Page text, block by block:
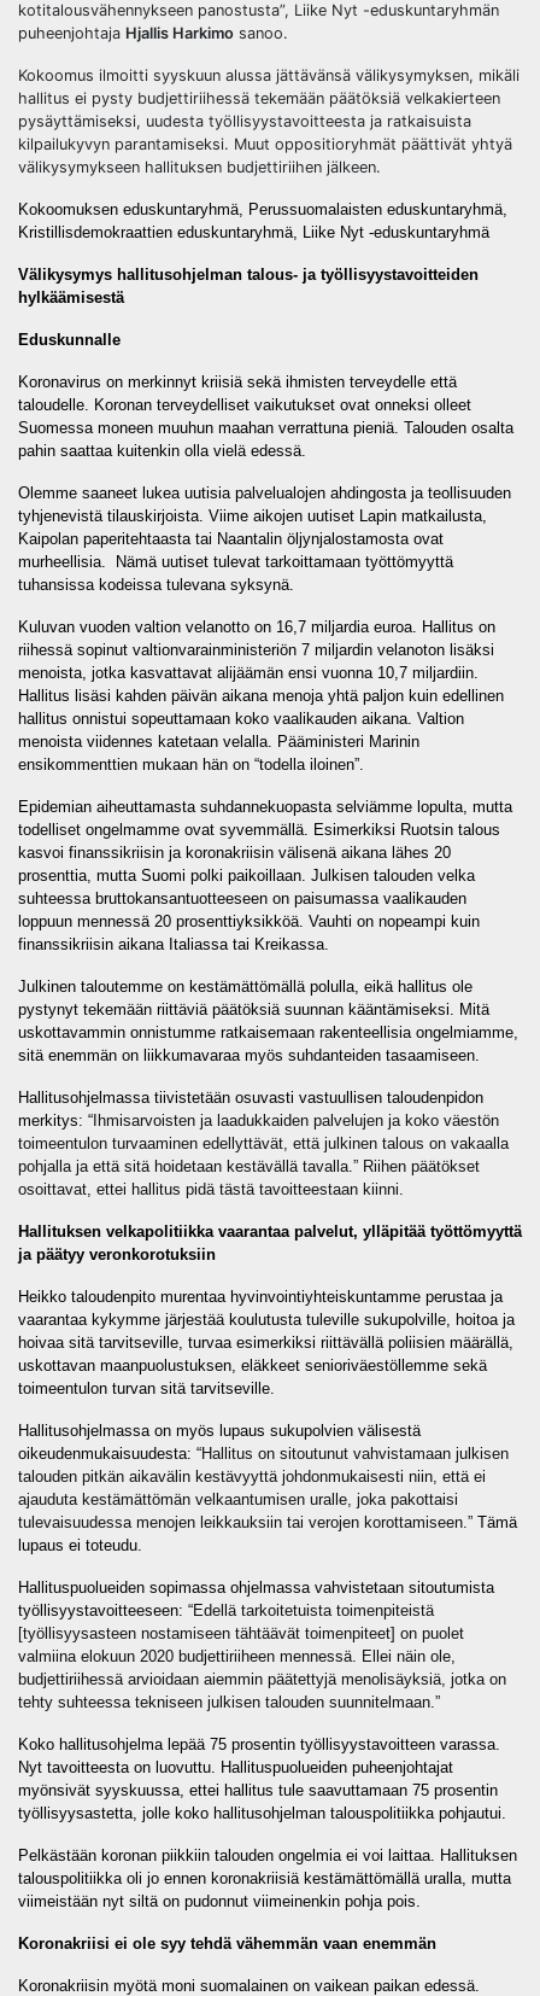
kotitalousvähennykseen panostusta”, Liike Nyt -eduskuntaryhmän
puheenjohtaja Hjallis Harkimo sanoo.
Kokoomus ilmoitti syyskuun alussa jättävänsä välikysymyksen, mikäli
hallitus ei pysty budjettiriihessä tekemään päätöksiä velkakierteen
pysäyttämiseksi, uudesta työllisyystavoitteesta ja ratkaisuista
kilpailukyvyn parantamiseksi. Muut oppositioryhmät päättivät yhtyä
välikysymykseen hallituksen budjettiriihen jälkeen.
Kokoomuksen eduskuntaryhmä, Perussuomalaisten eduskuntaryhmä,
Kristillisdemokraattien eduskuntaryhmä, Liike Nyt -eduskuntaryhmä
Välikysymys hallitusohjelman talous- ja työllisyystavoitteiden
hylkäämisestä
Eduskunnalle
Koronavirus on merkinnyt kriisiä sekä ihmisten terveydelle että
taloudelle. Koronan terveydelliset vaikutukset ovat onneksi olleet
Suomessa moneen muuhun maahan verrattuna pieniä. Talouden osalta
pahin saattaa kuitenkin olla vielä edessä.
Olemme saaneet lukea uutisia palvelualojen ahdingosta ja teollisuuden
tyhjenevistä tilauskirjoista. Viime aikojen uutiset Lapin matkailusta,
Kaipolan paperitehtaasta tai Naantalin öljynjalostamosta ovat
murheellisia. Nämä uutiset tulevat tarkoittamaan työttömyyttä
tuhansissa kodeissa tulevana syksynä.
Kuluvan vuoden valtion velanotto on 16,7 miljardia euroa. Hallitus on
riihessä sopinut valtionvarainministeriön 7 miljardin velanoton lisäksi
menoista, jotka kasvattavat alijäämän ensi vuonna 10,7 miljardiin.
Hallitus lisäsi kahden päivän aikana menoja yhtä paljon kuin edellinen
hallitus onnistui sopeuttamaan koko vaalikauden aikana. Valtion
menoista viidennes katetaan velalla. Pääministeri Marinin
ensikommenttien mukaan hän on “todella iloinen”.
Epidemian aiheuttamasta suhdannekuopasta selviämme lopulta, mutta
todelliset ongelmamme ovat syvemmällä. Esimerkiksi Ruotsin talous
kasvoi finanssikriisin ja koronakriisin välisenä aikana lähes 20
prosenttia, mutta Suomi polki paikoillaan. Julkisen talouden velka
suhteessa bruttokansantuotteeseen on paisumassa vaalikauden
loppuun mennessä 20 prosenttiyksikköä. Vauhti on nopeampi kuin
finanssikriisin aikana Italiassa tai Kreikassa.
Julkinen taloutemme on kestämättömällä polulla, eikä hallitus ole
pystynyt tekemään riittäviä päätöksiä suunnan kääntämiseksi. Mitä
uskottavammin onnistumme ratkaisemaan rakenteellisia ongelmiamme,
sitä enemmän on liikkumavaraa myös suhdanteiden tasaamiseen.
Hallitusohjelmassa tiivistetään osuvasti vastuullisen taloudenpidon
merkitys: “ Ihmisarvoisten ja laadukkaiden palvelujen ja koko väestön
toimeentulon turvaaminen edellyttävät, että julkinen talous on vakaalla
pohjalla ja että sitä hoidetaan kestävällä tavalla.” Riihen päätökset
osoittavat, ettei hallitus pidä tästä tavoitteestaan kiinni.
Hallituksen velkapolitiikka vaarantaa palvelut, ylläpitää työttömyyttä
ja päätyy veronkorotuksiin
Heikko taloudenpito murentaa hyvinvointiyhteiskuntamme perustaa ja
vaarantaa kykymme järjestää koulutusta tuleville sukupolville, hoitoa ja
hoivaa sitä tarvitseville, turvaa esimerkiksi riittävällä poliisien määrällä,
uskottavan maanpuolustuksen, eläkkeet senioriväestöllemme sekä
toimeentulon turvan sitä tarvitseville.
Hallitusohjelmassa on myös lupaus sukupolvien välisestä
oikeudenmukaisuudesta: “Hallitus on sitoutunut vahvistamaan julkisen
talouden pitkän aikavälin kestävyyttä johdonmukaisesti niin, että ei
ajauduta kestämättömän velkaantumisen uralle, joka pakottaisi
tulevaisuudessa menojen leikkauksiin tai verojen korottamiseen.” Tämä
lupaus ei toteudu.
Hallituspuolueiden sopimassa ohjelmassa vahvistetaan sitoutumista
työllisyystavoitteeseen: “Edellä tarkoitetuista toimenpiteistä
[työllisyysasteen nostamiseen tähtäävät toimenpiteet] on puolet
valmiina elokuun 2020 budjettiriiheen mennessä. Ellei näin ole,
budjettiriihessä arvioidaan aiemmin päätettyjä menolisäyksiä, jotka on
tehty suhteessa tekniseen julkisen talouden suunnitelmaan.”
Koko hallitusohjelma lepää 75 prosentin työllisyystavoitteen varassa.
Nyt tavoitteesta on luovuttu. Hallituspuolueiden puheenjohtajat
myönsivät syyskuussa, ettei hallitus tule saavuttamaan 75 prosentin
työllisyysastetta, jolle koko hallitusohjelman talouspolitiikka pohjautui.
Pelkästään koronan piikkiin talouden ongelmia ei voi laittaa. Hallituksen
talouspolitiikka oli jo ennen koronakriisiä kestämättömällä uralla, mutta
viimeistään nyt siltä on pudonnut viimeinenkin pohja pois.
Koronakriisi ei ole syy tehdä vähemmän vaan enemmän
Koronakriisin myötä moni suomalainen on vaikean paikan edessä.